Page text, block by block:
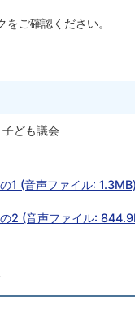
ご確認ください。
ども議会
1 (音声ファイル: 1.3MB)
2 (音声ファイル: